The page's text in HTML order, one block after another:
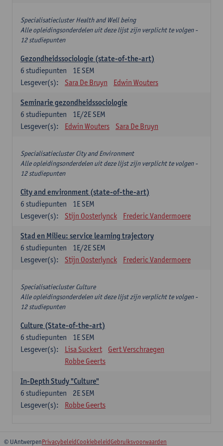
Specialisatiecluster Health and Well being
Alle opleidingsonderdelen uit deze lijst zijn verplicht te volgen -
12 studiepunten
Gezondheidssociologie (state-of-the-art)
1E SEM
6 studiepunten
Lesgever(s):
Sara De Bruyn Edwin Wouters
Seminarie gezondheidssociologie
1E/2E SEM
6 studiepunten
Lesgever(s):
Edwin Wouters Sara De Bruyn
Specialisatiecluster City and Environment
Alle opleidingsonderdelen uit deze lijst zijn verplicht te volgen -
12 studiepunten
City and environment (state-of-the-art)
1E SEM
6 studiepunten
Lesgever(s):
Stijn Oosterlynck Frederic Vandermoere
Stad en Milieu: service learning trajectory
1E/2E SEM
6 studiepunten
Lesgever(s):
Stijn Oosterlynck Frederic Vandermoere
Specialisatiecluster Culture
Alle opleidingsonderdelen uit deze lijst zijn verplicht te volgen -
12 studiepunten
Culture (State-of-the-art)
1E SEM
6 studiepunten
Lesgever(s):
Lisa Suckert
Gert Verschraegen
Robbe Geerts
In-Depth Study "Culture"
2E SEM
6 studiepunten
Lesgever(s):
Robbe Geerts
© UAntwerpenPrivacybeleidCookiebeleidGebruiksvoorwaarden